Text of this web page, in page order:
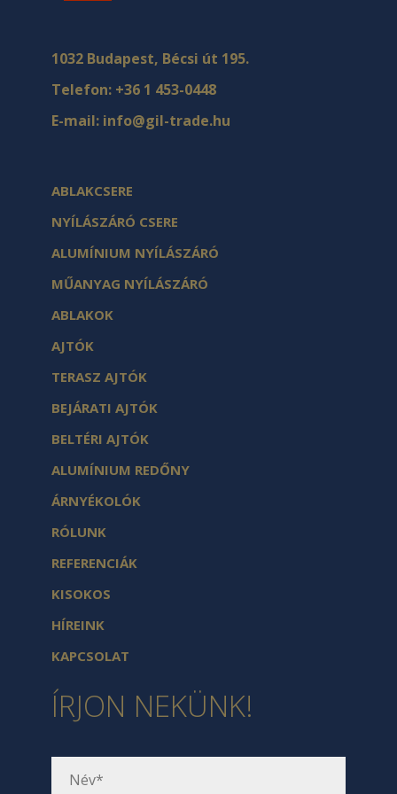
1032 Budapest, Bécsi út 195.
Telefon: +36 1 453-0448
E-mail: info@gil-trade.hu
ABLAKCSERE
NYÍLÁSZÁRÓ CSERE
ALUMÍNIUM NYÍLÁSZÁRÓ
MŰANYAG NYÍLÁSZÁRÓ
ABLAKOK
AJTÓK
TERASZ AJTÓK
BEJÁRATI AJTÓK
BELTÉRI AJTÓK
ALUMÍNIUM REDŐNY
ÁRNYÉKOLÓK
RÓLUNK
REFERENCIÁK
KISOKOS
HÍREINK
KAPCSOLAT
ÍRJON NEKÜNK!